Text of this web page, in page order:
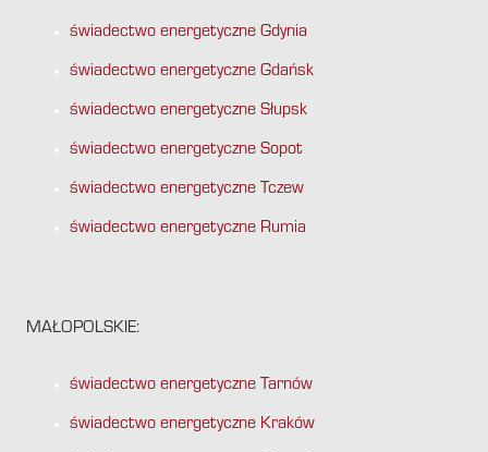
świadectwo energetyczne Gdynia
świadectwo energetyczne Gdańsk
świadectwo energetyczne Słupsk
świadectwo energetyczne Sopot
świadectwo energetyczne Tczew
świadectwo energetyczne Rumia
MAŁOPOLSKIE:
świadectwo energetyczne Tarnów
świadectwo energetyczne Kraków